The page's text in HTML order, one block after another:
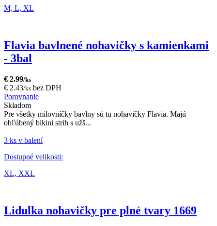
M, L, XL
Flavia bavlnené nohavičky s kamienkami
- 3bal
€ 2.99/ks
€ 2.43/ks bez DPH
Porovnanie
Skladom
Pre všetky milovníčky bavlny sú tu nohavičky Flavia. Majú
obľúbený bikini strih s užš...
3 ks v balení
Dostupné velikosti:
XL, XXL
Lidulka nohavičky pre plné tvary 1669